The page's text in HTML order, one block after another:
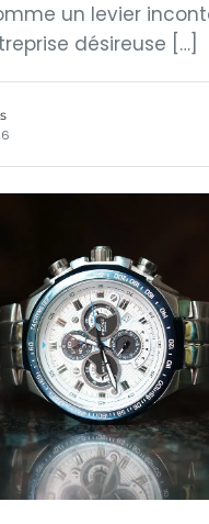
un levier
désireuse […]